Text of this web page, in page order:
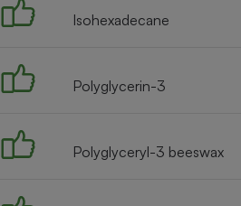
Isohexadecane
Polyglycerin-3
Polyglyceryl-3 beeswax